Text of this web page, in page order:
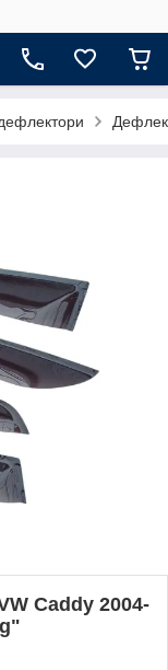
Caddy 2004-